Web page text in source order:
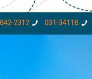
031-34118
2312